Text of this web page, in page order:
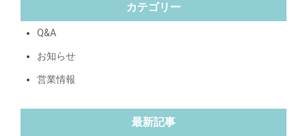
カテゴリー
Q&A
お知らせ
営業情報
最新記事